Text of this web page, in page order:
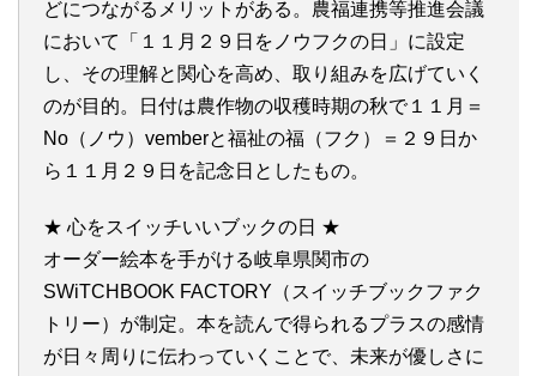
どにつながるメリットがある。農福連携等推進会議
において「１１月２９日をノウフクの日」に設定
し、その理解と関心を高め、取り組みを広げていく
のが目的。日付は農作物の収穫時期の秋で１１月＝
No（ノウ）vemberと福祉の福（フク）＝２９日か
ら１１月２９日を記念日としたもの。
★ 心をスイッチいいブックの日 ★
オーダー絵本を手がける岐阜県関市の
SWiTCHBOOK FACTORY（スイッチブックファク
トリー）が制定。本を読んで得られるプラスの感情
が日々周りに伝わっていくことで、未来が優しさに